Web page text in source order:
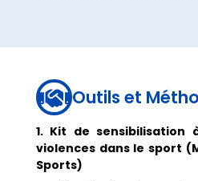
Outils et
1. Kit de sensibilisation
violences dans le sport
Sports)